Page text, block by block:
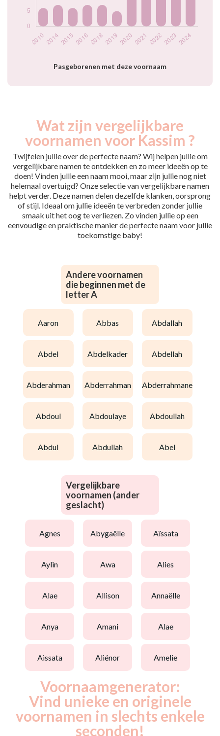
Pasgeborenen met deze voornaam
Wat zijn vergelijkbare
voornamen voor Kassim ?
Twijfelen jullie over de perfecte naam? Wij helpen jullie om
vergelijkbare namen te ontdekken en zo meer ideeën op te
doen! Vinden jullie een naam mooi, maar zijn jullie nog niet
helemaal overtuigd? Onze selectie van vergelijkbare namen
helpt verder. Deze namen delen dezelfde klanken, oorsprong
of stijl. Ideaal om jullie ideeën te verbreden zonder jullie
smaak uit het oog te verliezen. Zo vinden jullie op een
eenvoudige en praktische manier de perfecte naam voor jullie
toekomstige baby!
Andere voornamen
die beginnen met de
letter A
aaron abbas abdallah
abdel abdelkader abdellah
abderahman abderrahman abderrahmane
abdoul abdoulaye abdoullah
abdul abdullah abel
Vergelijkbare
voornamen (ander
geslacht)
agnes abygaëlle aïssata
aylin awa alies
alae allison annaëlle
anya amani alae
aissata aliénor amelie
Voornaamgenerator:
Vind unieke en originele
voornamen in slechts enkele
seconden!